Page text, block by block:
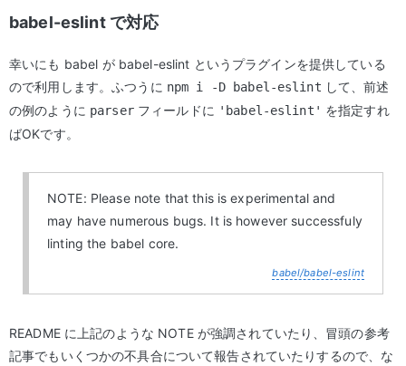
babel-eslint で対応
幸いにも babel が babel-eslint というプラグインを提供している
ので利用します。ふつうに npm i -D babel-eslint して、前述
の例のように parserフィールドに 'babel-eslint' を指定すれ
ばOKです。
NOTE: Please note that this is experimental and
may have numerous bugs. It is however successfuly
linting the babel core.
babel/babel-eslint
README に上記のような NOTE が強調されていたり、冒頭の参考
記事でもいくつかの不具合について報告されていたりするので、な